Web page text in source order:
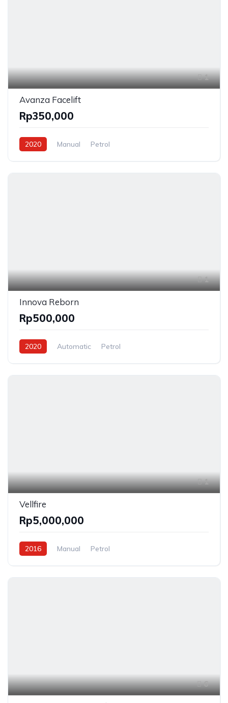
1
Avanza Facelift
Rp350,000
2020 Manual Petrol
1
Innova Reborn
Rp500,000
2020 Automatic Petrol
1
Vellfire
Rp5,000,000
2016 Manual Petrol
6